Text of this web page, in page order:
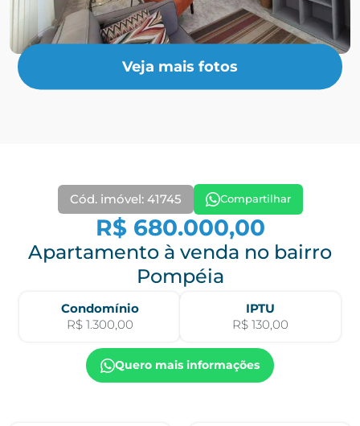
Veja mais fotos
Cód. imóvel: 41745 Compartilhar
R$ 680.000,00
Apartamento à venda no bairro
Pompéia
Condomínio
R$ 1.300,00
IPTU
R$ 130,00
Quero mais informações